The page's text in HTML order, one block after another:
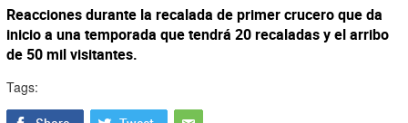
Reacciones durante la recalada de primer crucero que da
inicio a una temporada que tendrá 20 recaladas y el arribo
de 50 mil visitantes.
Tags: